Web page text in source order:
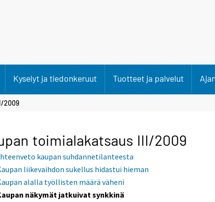
Kyselyt ja tiedonkeruut Tuotteet ja palvelut
2009
toimialakatsaus III/2009
kaupan suhdannetilanteesta
liikevaihdon sukellus hidastui hieman
alalla työllisten määrä väheni
näkymät jatkuivat synkkinä